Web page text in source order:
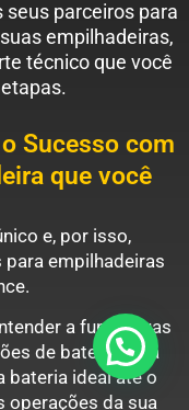
parceiros para
empilhadeiras,
técnico que você
Sucesso com
que você
e, por isso,
empilhadeiras
a fundo suas
de bateria para
bateria ideal até o
operações da sua